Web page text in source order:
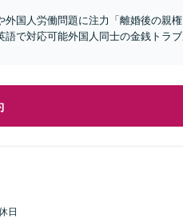
国人労働問題に注力「離婚後の親
で対応可能外国人同士の金銭トラ
日